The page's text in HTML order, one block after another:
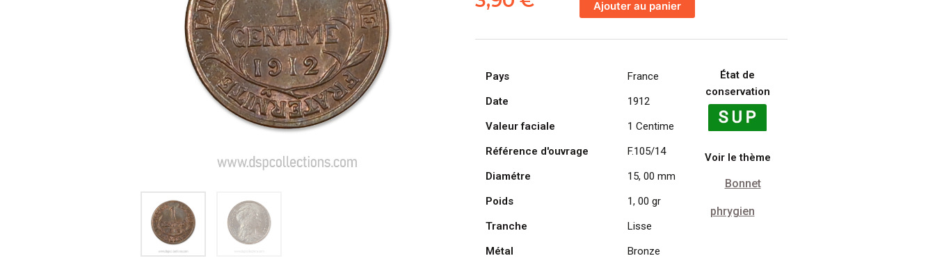
FRANCE,
de
Ajouter au panier
Pays
France
Date
1912
Valeur faciale
1 Centime
Référence d'ouvrage
F.105/14
Diamétre
15, 00 mm
Poids
1, 00 gr
Tranche
Lisse
Métal
Bronze
État de
conservation
Voir le thème
Bonnet
phrygien